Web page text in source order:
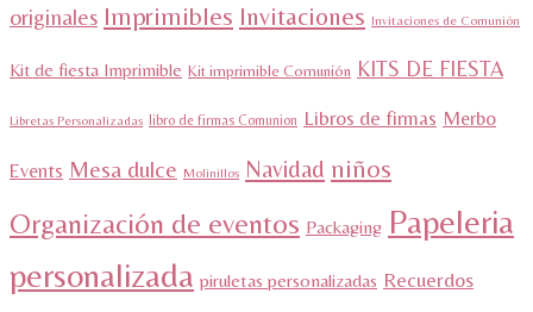
originales Imprimibles Invitaciones Invitaciones de Comunión
Kit de fiesta Imprimible Kit imprimible Comunión KITS DE FIESTA
Libretas Personalizadas libro de firmas Comunion Libros de firmas Merbo
Events Mesa dulce Molinillos Navidad niños
Organización de eventos Packaging Papeleria
personalizada piruletas personalizadas Recuerdos